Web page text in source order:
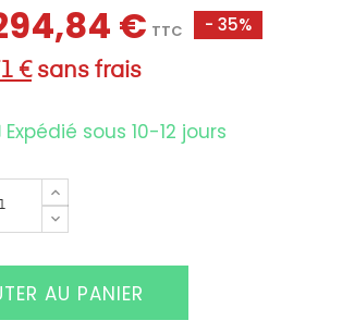
€ TTC - 35%
€sans frais
Expédié sous 10-12 jours
AU PANIER